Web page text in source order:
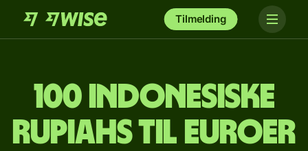
Tilmelding
100 indonesiske
rupiahs til euroer